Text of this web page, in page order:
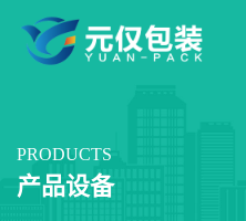
PRODUCTS
产品设备